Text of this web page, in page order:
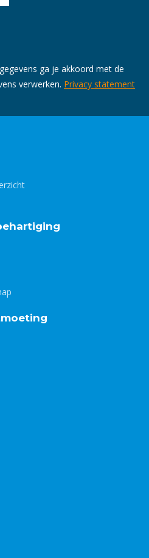
ga je akkoord met de
verwerken. Privacy statement